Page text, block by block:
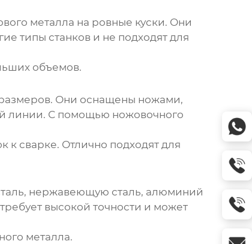
металла на ровные куски. Они
типы станков и не подходят для
объемов.
Они оснащены ножами,
линии. С помощью ножовочного
к сварке. Отлично подходят для
нержавеющую сталь, алюминий
высокой точности и может
металла.